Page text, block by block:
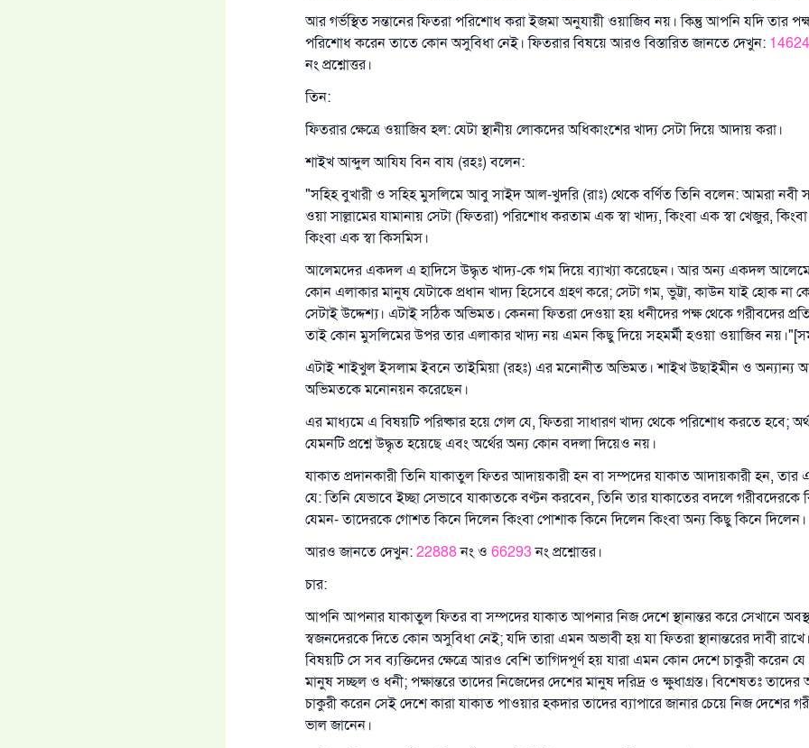
আর গর্ভস্থিত সন্তানের ফিতরা পরিশোধ করা ইজমা অনুযায়ী ওয়াজিব নয়। কিন্তু আপনি যদি তার
পরিশোধ করেন তাতে কোন অসুবিধা নেই। ফিতরার বিষয়ে আরও বিস্তারিত জানতে দেখুন:
নং প্রশ্নোত্তর।
তিন:
ফিতরার ক্ষেত্রে ওয়াজিব হল: যেটা স্থানীয় লোকদের অধিকাংশের খাদ্য সেটা দিয়ে আদায় করা।
শাইখ আব্দুল আযিয বিন বায (রহঃ) বলেন:
"সহিহ বুখারী ও সহিহ মুসলিমে আবু সাইদ আল-খুদরি (রাঃ) থেকে বর্ণিত তিনি বলেন: আমরা নবী
ওয়া সাল্লামের যামানায় সেটা (ফিতরা) পরিশোধ করতাম এক স্বা খাদ্য, কিংবা এক স্বা খেজুর,
কিংবা এক স্বা কিসমিস।
আলেমদের একদল এ হাদিসে উদ্ধৃত খাদ্য-কে গম দিয়ে ব্যাখ্যা করেছেন। আর অন্য একদল আলেমের
কোন এলাকার মানুষ যেটাকে প্রধান খাদ্য হিসেবে গ্রহণ করে; সেটা গম, ভুট্টা, কাউন যাই হোক না
সেটাই উদ্দেশ্য। এটাই সঠিক অভিমত। কেননা ফিতরা দেওয়া হয় ধনীদের পক্ষ থেকে গরীবদের
তাই কোন মুসলিমের উপর তার এলাকার খাদ্য নয় এমন কিছু দিয়ে সহমর্মী হওয়া ওয়াজিব
এটাই শাইখুল ইসলাম ইবনে তাইমিয়া (রহঃ) এর মনোনীত অভিমত। শাইখ উছাইমীন ও
অভিমতকে মনোনয়ন করেছেন।
এর মাধ্যমে এ বিষয়টি পরিষ্কার হয়ে গেল যে, ফিতরা সাধারণ খাদ্য থেকে পরিশোধ করতে হবে;
যেমনটি প্রশ্নে উদ্ধৃত হয়েছে এবং অর্থের অন্য কোন বদলা দিয়েও নয়।
যাকাত প্রদানকারী তিনি যাকাতুল ফিতর আদায়কারী হন বা সম্পদের যাকাত আদায়কারী হন, তার
যে: তিনি যেভাবে ইচ্ছা সেভাবে যাকাতকে বণ্টন করবেন, তিনি তার যাকাতের বদলে গরীবদেরকে
যেমন- তাদেরকে গোশত কিনে দিলেন কিংবা পোশাক কিনে দিলেন কিংবা অন্য কিছু কিনে দিলেন।
আরও জানতে দেখুন: 22888নং ও 66293নং প্রশ্নোত্তর।
চার:
আপনি আপনার যাকাতুল ফিতর বা সম্পদের যাকাত আপনার নিজ দেশে স্থানান্তর করে সেখানে
স্বজনদেরকে দিতে কোন অসুবিধা নেই; যদি তারা এমন অভাবী হয় যা ফিতরা স্থানান্তরের দাবী রাখে।
বিষয়টি সে সব ব্যক্তিদের ক্ষেত্রে আরও বেশি তাগিদপূর্ণ হয় যারা এমন কোন দেশে চাকুরী করেন
মানুষ সচ্ছল ও ধনী; পক্ষান্তরে তাদের নিজেদের দেশের মানুষ দরিদ্র ও ক্ষুধাগ্রস্ত। বিশেষতঃ
চাকুরী করেন সেই দেশে কারা যাকাত পাওয়ার হকদার তাদের ব্যাপারে জানার চেয়ে নিজ দেশের
ভাল জানেন।